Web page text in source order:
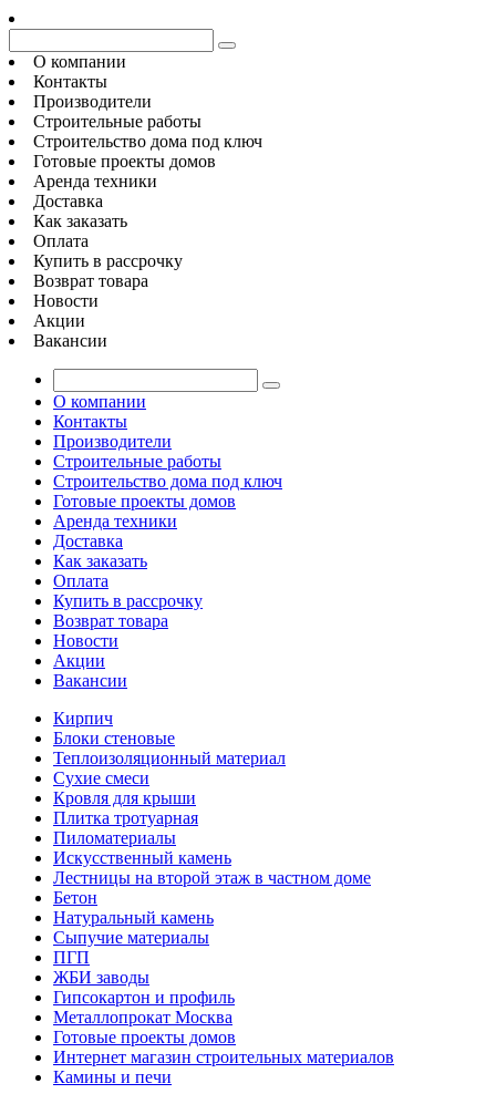
О компании
Контакты
Производители
Строительные работы
Строительство дома под ключ
Готовые проекты домов
Аренда техники
Доставка
Как заказать
Оплата
Купить в рассрочку
Возврат товара
Новости
Акции
Вакансии
О компании
Контакты
Производители
Строительные работы
Строительство дома под ключ
Готовые проекты домов
Аренда техники
Доставка
Как заказать
Оплата
Купить в рассрочку
Возврат товара
Новости
Акции
Вакансии
Кирпич
Блоки стеновые
Теплоизоляционный материал
Сухие смеси
Кровля для крыши
Плитка тротуарная
Пиломатериалы
Искусственный камень
Лестницы на второй этаж в частном доме
Бетон
Натуральный камень
Сыпучие материалы
ПГП
ЖБИ заводы
Гипсокартон и профиль
Металлопрокат Москва
Готовые проекты домов
Интернет магазин строительных материалов
Камины и печи